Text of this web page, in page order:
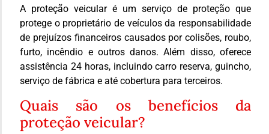
A proteção veicular é um serviço de proteção que
protege o proprietário de veículos da responsabilidade
de prejuízos financeiros causados por colisões, roubo,
furto, incêndio e outros danos. Além disso, oferece
assistência 24 horas, incluindo carro reserva, guincho,
serviço de fábrica e até cobertura para terceiros.
Quais são os benefícios da
proteção veicular?